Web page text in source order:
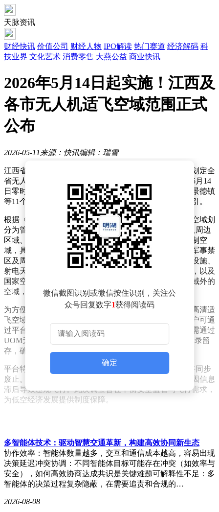
天脉资讯
财经快讯 价值公司 财经人物 IPO解读 热门赛道 经济解码 科
技业界 文化艺术 消费零售 大燕公益 商业快讯
2026年5月14日起实施！江西及
各市无人机适飞空域范围正式
公布
2026-05-11 来源：快讯编辑：瑞雪
江西省军民融合公共服务平台近日发布重要公告，正式划定全
省无人驾驶航空器适飞空域范围，新版规划将于2026年5月14
日零时起正式实施。此次调整涉及全省及南昌、九江、景德镇
等11个设区市，为无人机飞行活动提供更清晰的合规指引。
根据《无人驾驶航空器飞行管理暂行条例》第十九条，空域划
分为管制与适飞两类。真高120米以上空域、空中禁区及周边
区域、军用超低空飞行区域等八类特殊区域被划定为管制空
域，具体包括：机场周边区域、国界线向内一定范围、军事禁
区及周边、重要军工设施与核设施、发电厂等公共基础设施、
射电天文台等电磁敏感设施、革命纪念地与文物保护区，以及
国家空中交通管理领导机构规定的其他区域。除上述区域外的
空域，微型、轻型及小型无人机可依法飞行。
为方便用户查询，江西省军民融合公共服务平台已上线高清适
飞空域范围图，涵盖全省及各设区市详细边界说明。用户可通
过平台下载图件，精准掌握飞行区域。同时，飞行活动需通过
UOM无人机综合监管平台完成实名登记、计划报备及记录留
存，确保飞行全程可追溯。
平台特别提醒，2026年5月14日零时起，旧版空域规划将同步
废止。无人机飞手需提前对照新版地图规划航线，避免因信息
滞后导致违规飞行。此次调整旨在平衡安全监管与飞行需求，
为低空经济发展提供制度保障。
微信截图识别或微信按住识别，关注公
众号回复数字1获得阅读码
确定
多智能体技术：驱动智慧交通革新，构建高效协同新生态
协作效率：智能体数量越多，交互和通信成本越高，容易出现
决策延迟冲突协调：不同智能体目标可能存在冲突（如效率与
安全），如何高效协商达成共识是关键难题可解释性不足：多
智能体的决策过程复杂隐蔽，在需要追责和合规的…
2026-08-08